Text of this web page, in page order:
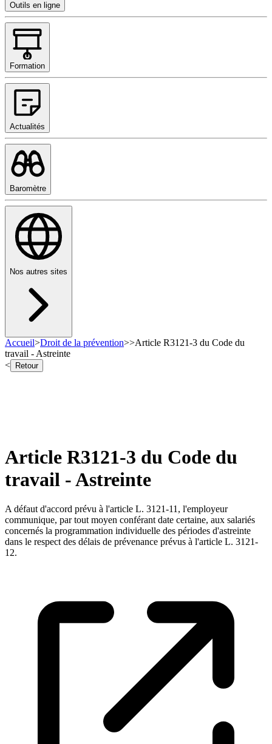
Outils en ligne
Formation
Actualités
Baromètre
Nos autres sites
Accueil>Droit de la prévention>>Article R3121-3 du Code du
travail - Astreinte
<
Retour
Article R3121-3 du Code du
travail - Astreinte
A défaut d'accord prévu à l'article L. 3121-11, l'employeur
communique, par tout moyen conférant date certaine, aux salariés
concernés la programmation individuelle des périodes d'astreinte
dans le respect des délais de prévenance prévus à l'article L. 3121-
12.